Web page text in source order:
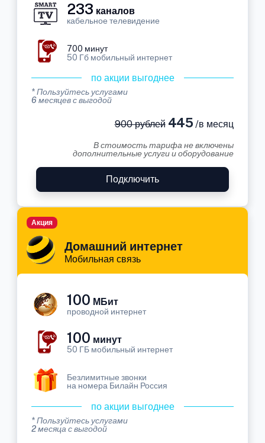
233 каналов
кабельное телевидение
700 минут
50 Гб мобильный интернет
по акции выгоднее
* Пользуйтесь услугами
6 месяцев с выгодой
900 рублей445 /в месяц
В стоимость тарифа не включены
дополнительные услуги и оборудование
Подключить
Домашний интернет
Мобильная связь
Акция
100 МБит
проводной интернет
100 минут
50 ГБ мобильный интернет
Безлимитные звонки
на номера Билайн Россия
по акции выгоднее
* Пользуйтесь услугами
2 месяца с выгодой